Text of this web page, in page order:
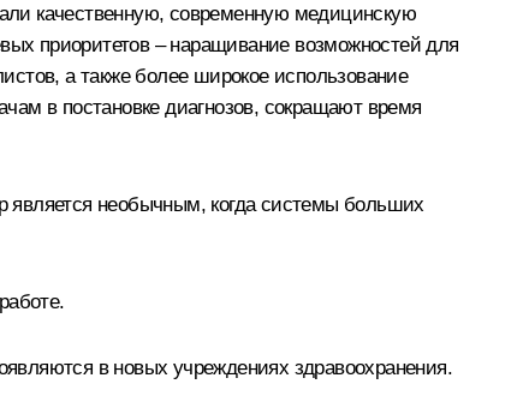
качественную, современную медицинскую
приоритетов – наращивание возможностей для
а также более широкое использование
в постановке диагнозов, сокращают время
является необычным, когда системы больших
в новых учреждениях здравоохранения.